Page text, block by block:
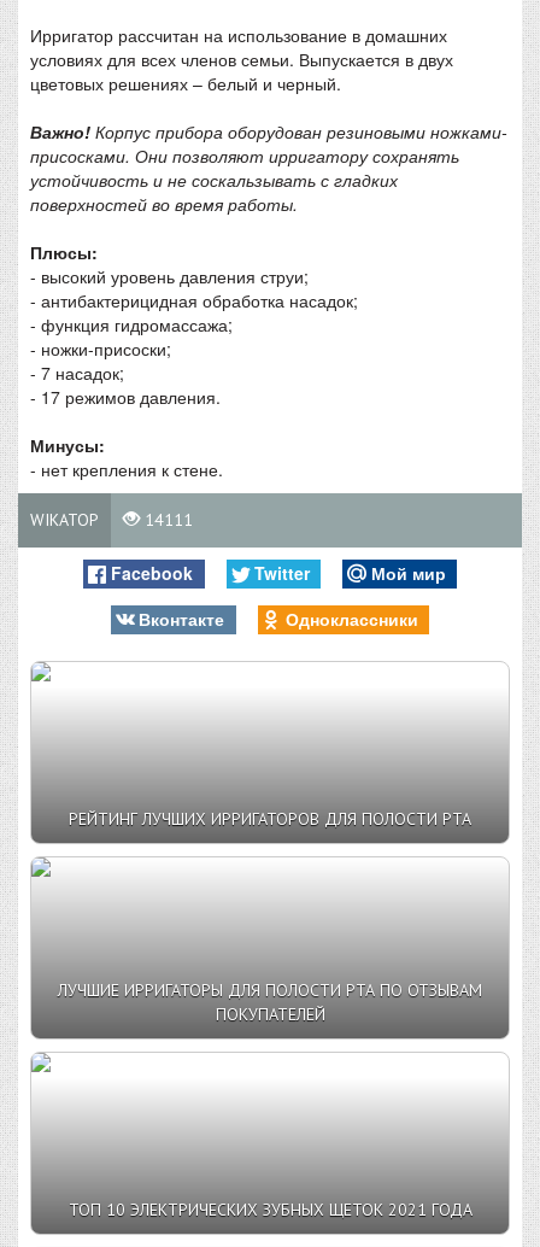
Ирригатор рассчитан на использование в домашних
условиях для всех членов семьи. Выпускается в двух
цветовых решениях – белый и черный.
Важно! Корпус прибора оборудован резиновыми ножками-
присосками. Они позволяют ирригатору сохранять
устойчивость и не соскальзывать с гладких
поверхностей во время работы.
Плюсы:
- высокий уровень давления струи;
- антибактерицидная обработка насадок;
- функция гидромассажа;
- ножки-присоски;
- 7 насадок;
- 17 режимов давления.
Минусы:
- нет крепления к стене.
WIKATOP 14111
Facebook Twitter
Мой мир
Вконтакте
Одноклассники
РЕЙТИНГ ЛУЧШИХ ИРРИГАТОРОВ ДЛЯ ПОЛОСТИ РТА
ЛУЧШИЕ ИРРИГАТОРЫ ДЛЯ ПОЛОСТИ РТА ПО ОТЗЫВАМ
ПОКУПАТЕЛЕЙ
ТОП 10 ЭЛЕКТРИЧЕСКИХ ЗУБНЫХ ЩЕТОК 2021 ГОДА